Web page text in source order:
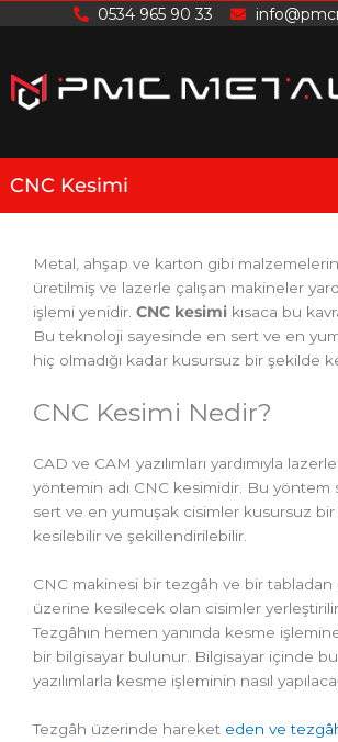
0534 965 90 33
CNC Kesimi
Metal, ahşap ve karton gibi
üretilmiş ve lazerle çalışan makineler
işlemi yenidir. CNC kesimi kısaca bu
Bu teknoloji sayesinde en sert ve en
hiç olmadığı kadar kusursuz bir şekilde
CNC Kesimi Nedir?
CAD ve CAM yazılımları yardımıyla
yöntemin adı CNC kesimidir. Bu yöntem
sert ve en yumuşak cisimler kusursuz
kesilebilir ve şekillendirilebilir.
CNC makinesi bir tezgâh ve bir tabladan
üzerine kesilecek olan cisimler
Tezgâhın hemen yanında kesme
bir bilgisayar bulunur. Bilgisayar içinde
yazılımlarla kesme işleminin nasıl
Tezgâh üzerinde hareket eden ve